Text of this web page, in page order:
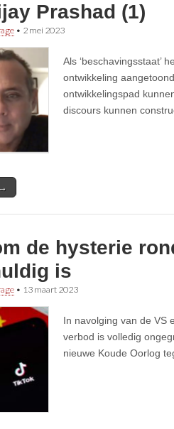
Prashad (1)
• 2 mei 2023
Als ‘beschavingsstaat’
ontwikkeling
ontwikkelingspad
discours kunnen
de hysterie
is
• 13 maart 2023
In navolging van de VS
verbod is volledig
nieuwe Koude Oorlog